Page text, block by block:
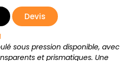
Devis
sous pression disponible, avec
et prismatiques. Une